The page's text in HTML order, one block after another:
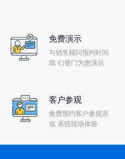
免费演示
与销售顾问预约时间
我 们登门为您演示
客户参观
免费预约客户参观亲
临 系统现场体验